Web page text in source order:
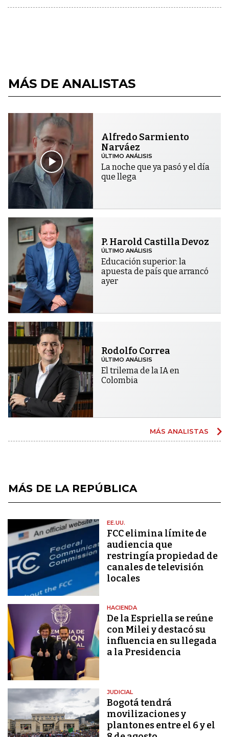
MÁS DE ANALISTAS
Alfredo Sarmiento
Narváez
ÚLTIMO ANÁLISIS
La noche que ya pasó y el día
que llega
P. Harold Castilla Devoz
ÚLTIMO ANÁLISIS
Educación superior: la
apuesta de país que arrancó
ayer
Rodolfo Correa
ÚLTIMO ANÁLISIS
El trilema de la IA en
Colombia
MÁS ANALISTAS
MÁS DE LA REPÚBLICA
EE.UU.
FCC elimina límite de
audiencia que
restringía propiedad de
canales de televisión
locales
HACIENDA
De la Espriella se reúne
con Milei y destacó su
influencia en su llegada
a la Presidencia
JUDICIAL
Bogotá tendrá
movilizaciones y
plantones entre el 6 y el